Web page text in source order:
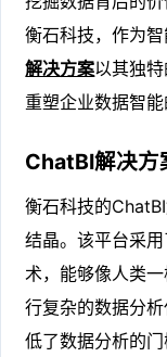
衡石科技，作为
解决方案以其独
重塑企业数据智
ChatBI解决方
衡石科技的
结晶。该平台采
术，能够像人类
行复杂的数据分
低了数据分析的